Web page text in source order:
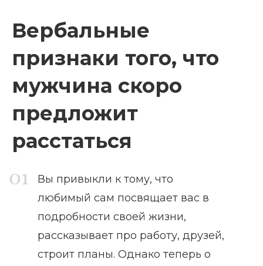
Вербальные
признаки того, что
мужчина скоро
предложит
расстаться
Вы привыкли к тому, что
любимый сам посвящает вас в
подробности своей жизни,
рассказывает про работу, друзей,
строит планы. Однако теперь о